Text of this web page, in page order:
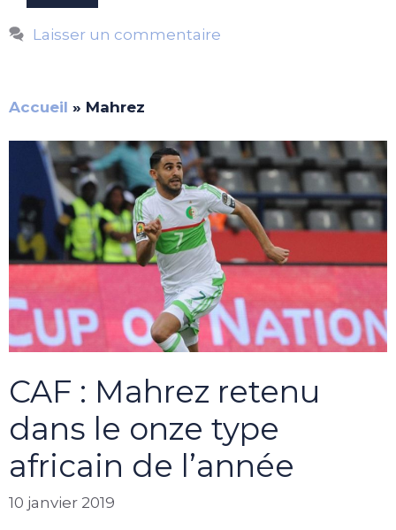
Laisser un commentaire
Accueil » Mahrez
CAF : Mahrez retenu
dans le onze type
africain de l’année
10 janvier 2019